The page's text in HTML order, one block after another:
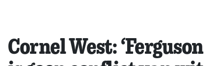
Cornel West: ‘Ferguson